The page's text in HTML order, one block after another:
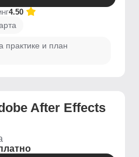
4.50
практике и план
After Effects